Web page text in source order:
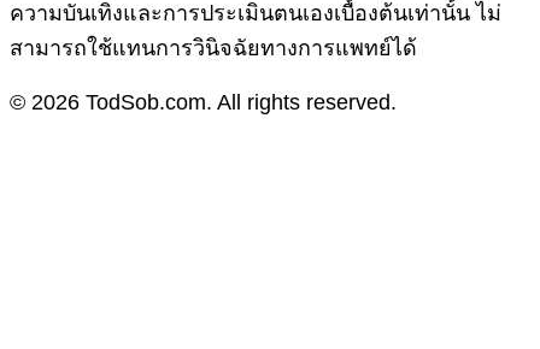
ความบันเทิงและการประเมินตนเองเบื้องต้นเท่านั้น ไม่
สามารถใช้แทนการวินิจฉัยทางการแพทย์ได้
© 2026 TodSob.com. All rights reserved.